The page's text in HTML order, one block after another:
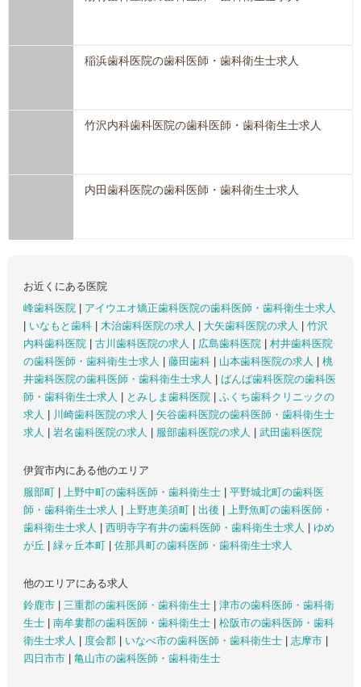
稲浜歯科医院の歯科医師・歯科衛生士求人
竹沢内科歯科医院の歯科医師・歯科衛生士求人
内田歯科医院の歯科医師・歯科衛生士求人
お近くにある医院
峰歯科医院
アイウエオ矯正歯科医院の歯科医師・歯科衛生士求人
いなもと歯科 木治歯科医院の求人 大矢歯科医院の求人
竹沢
内科歯科医院
古川歯科医院の求人 広島歯科医院
村井歯科医院
の歯科医師・歯科衛生士求人
藤田歯科 山本歯科医院の求人
桃
井歯科医院の歯科医師・歯科衛生士求人
ばんば歯科医院の歯科医
師・歯科衛生士求人
とみしま歯科医院
ふくち歯科クリニックの
求人
川崎歯科医院の求人
矢谷歯科医院の歯科医師・歯科衛生士
求人
岩名歯科医院の求人 服部歯科医院の求人 武田歯科医院
伊賀市内にある他のエリア
服部町
上野中町の歯科医師・歯科衛生士
平野城北町の歯科医
師・歯科衛生士求人
上野恵美須町 出後
上野魚町の歯科医師・
歯科衛生士求人
西明寺字有井の歯科医師・歯科衛生士求人
ゆめ
が丘
緑ヶ丘本町 佐那具町の歯科医師・歯科衛生士求人
他のエリアにある求人
鈴鹿市
三重郡の歯科医師・歯科衛生士
津市の歯科医師・歯科衛
生士
南牟婁郡の歯科医師・歯科衛生士
松阪市の歯科医師・歯科
衛生士求人
度会郡 いなべ市の歯科医師・歯科衛生士 志摩市
四日市市
亀山市の歯科医師・歯科衛生士